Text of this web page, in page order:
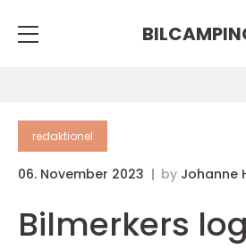
redaktionel
06. November 2023 by Johanne
Bilmerkers